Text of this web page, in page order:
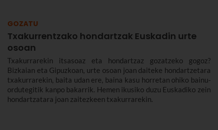
GOZATU
Txakurrentzako hondartzak Euskadin urte
osoan
Txakurrarekin itsasoaz eta hondartzaz gozatzeko gogoz?
Bizkaian eta Gipuzkoan, urte osoan joan daiteke hondartzetara
txakurrarekin, baita udan ere, baina kasu horretan ohiko bainu-
ordutegitik kanpo bakarrik. Hemen ikusiko duzu Euskadiko zein
hondartzatara joan zaitezkeen txakurrarekin.